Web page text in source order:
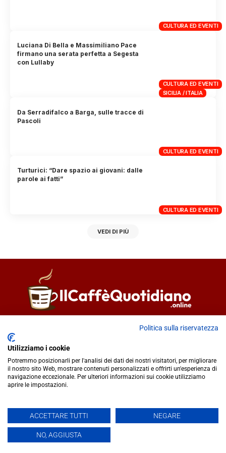
CULTURA ED EVENTI
CULTURA ED EVENTI
SICILIA / ITALIA
Luciana Di Bella e Massimiliano Pace
firmano una serata perfetta a Segesta
con Lullaby
CULTURA ED EVENTI
Da Serradifalco a Barga, sulle tracce di
Pascoli
CULTURA ED EVENTI
Turturici: “Dare spazio ai giovani: dalle
parole ai fatti”
VEDI DI PIÙ
Fiorella Falci
redazione@ilcaffequotidiano.online
C.F. 92076900858
Chi siamo
IlCaffèQuotidiano.online è una testata giornalistica registrata
presso il Tribunale di Caltanissetta n.02/2024 del 17/07/2024 |
Realizzato da
Politica sulla riservatezza
Utilizziamo i cookie
Potremmo posizionarli per l'analisi dei dati dei nostri visitatori, per migliorare
il nostro sito Web, mostrare contenuti personalizzati e offrirti un'esperienza di
navigazione eccezionale. Per ulteriori informazioni sui cookie utilizziamo
aprire le impostazioni.
ACCETTARE TUTTI NEGARE
NO, AGGIUSTA